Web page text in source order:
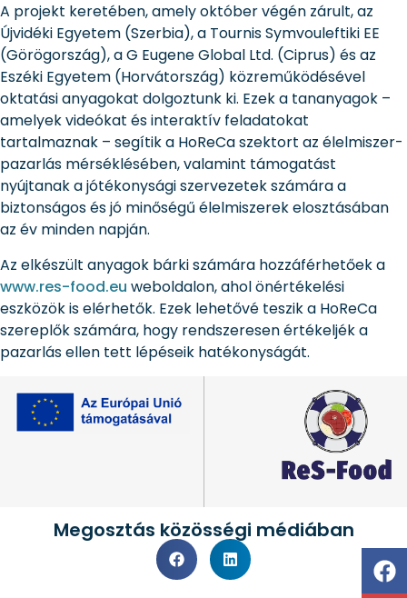
A projekt keretében, amely október végén zárult, az
Újvidéki Egyetem (Szerbia), a Tournis Symvouleftiki EE
(Görögország), a G Eugene Global Ltd. (Ciprus) és az
Eszéki Egyetem (Horvátország) közreműködésével
oktatási anyagokat dolgoztunk ki. Ezek a tananyagok –
amelyek videókat és interaktív feladatokat
tartalmaznak – segítik a HoReCa szektort az élelmiszer-
pazarlás mérséklésében, valamint támogatást
nyújtanak a jótékonysági szervezetek számára a
biztonságos és jó minőségű élelmiszerek elosztásában
az év minden napján.
Az elkészült anyagok bárki számára hozzáférhetőek a
www.res-food.eu weboldalon, ahol önértékelési
eszközök is elérhetők. Ezek lehetővé teszik a HoReCa
szereplők számára, hogy rendszeresen értékeljék a
pazarlás ellen tett lépéseik hatékonyságát.
Megosztás közösségi médiában